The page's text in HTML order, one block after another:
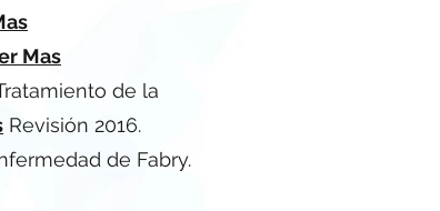
Mas
de la
Revisión 2016.
de Fabry.